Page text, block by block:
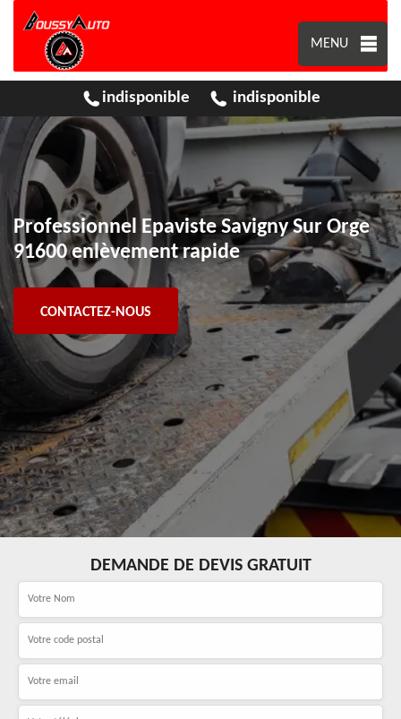
MENU
indisponible indisponible
Professionnel Epaviste Savigny Sur Orge
91600 enlèvement rapide
CONTACTEZ-NOUS
DEMANDE DE DEVIS GRATUIT